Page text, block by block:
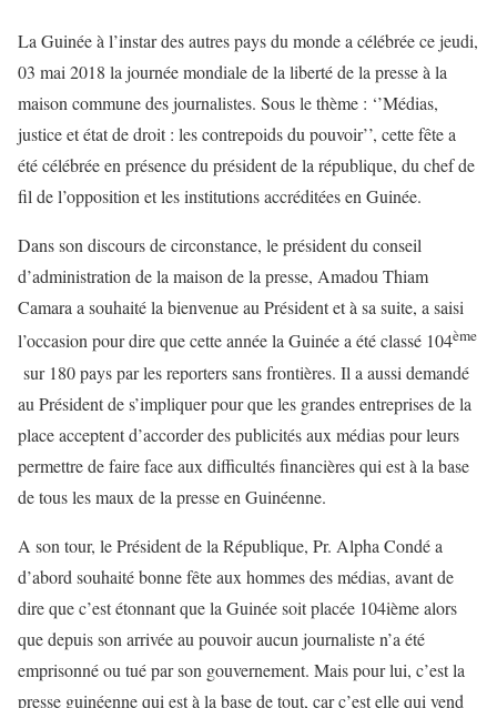
La Guinée à l’instar des autres pays du monde a célébrée ce jeudi,
03 mai 2018 la journée mondiale de la liberté de la presse à la
maison commune des journalistes. Sous le thème : ‘’Médias,
justice et état de droit : les contrepoids du pouvoir’’, cette fête a
été célébrée en présence du président de la république, du chef de
fil de l’opposition et les institutions accréditées en Guinée.
Dans son discours de circonstance, le président du conseil
d’administration de la maison de la presse, Amadou Thiam
Camara a souhaité la bienvenue au Président et à sa suite, a saisi
l’occasion pour dire que cette année la Guinée a été classé 104ème
sur 180 pays par les reporters sans frontières. Il a aussi demandé
au Président de s’impliquer pour que les grandes entreprises de la
place acceptent d’accorder des publicités aux médias pour leurs
permettre de faire face aux difficultés financières qui est à la base
de tous les maux de la presse en Guinéenne.
A son tour, le Président de la République, Pr. Alpha Condé a
d’abord souhaité bonne fête aux hommes des médias, avant de
dire que c’est étonnant que la Guinée soit placée 104ième alors
que depuis son arrivée au pouvoir aucun journaliste n’a été
emprisonné ou tué par son gouvernement. Mais pour lui, c’est la
presse guinéenne qui est à la base de tout, car c’est elle qui vend